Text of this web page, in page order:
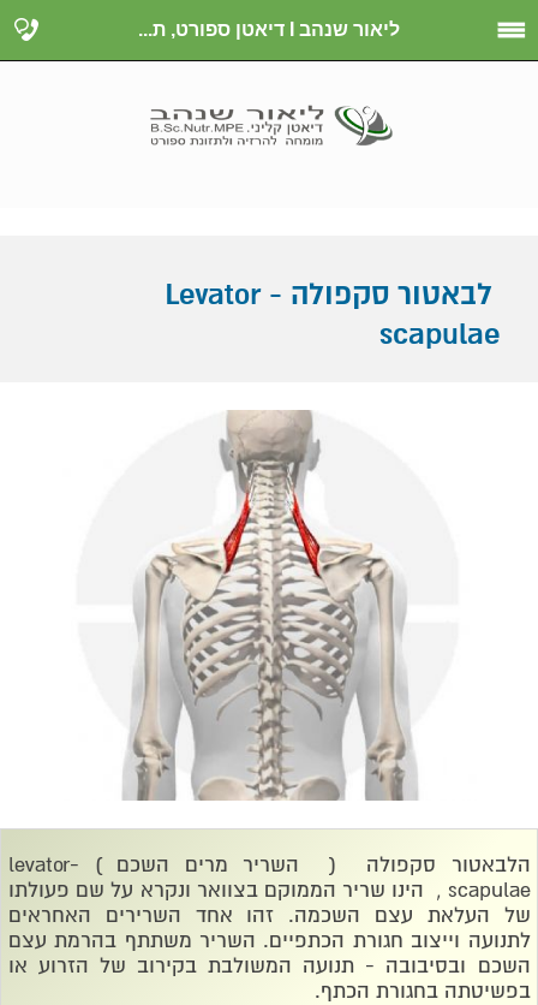
ליאור שנהב I דיאטן ספורט, ת...
הלבאטור סקפולה ( השריר מרים השכם ) -levator
scapulae , הינו שריר הממוקם בצוואר ונקרא על שם פעולתו
של העלאת עצם השכמה. זהו אחד השרירים האחראים
לתנועה וייצוב חגורת הכתפיים. השריר משתתף בהרמת עצם
השכם ובסיבובה - תנועה המשולבת בקירוב של הזרוע או
בפשיטתה בחגורת הכתף.
לבאטור סקפולה - Levator
scapulae